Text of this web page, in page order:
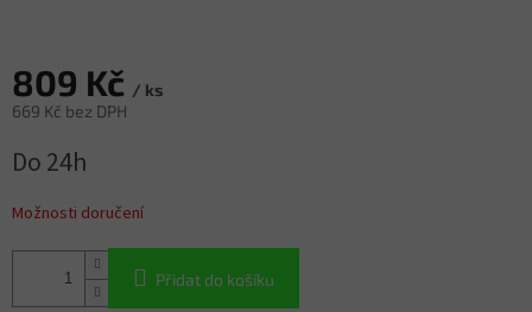
809 Kč / ks
669 Kč bez DPH
cena:
Do 24h
Možnosti doručení
Přidat do košíku